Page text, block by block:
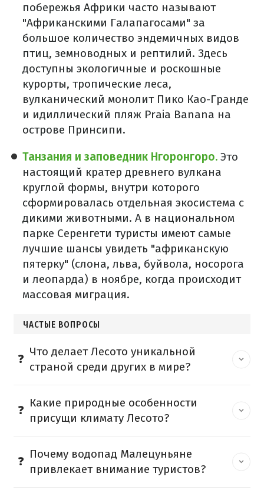
побережья Африки часто называют
"Африканскими Галапагосами" за
большое количество эндемичных видов
птиц, земноводных и рептилий. Здесь
доступны экологичные и роскошные
курорты, тропические леса,
вулканический монолит Пико Као-Гранде
и идиллический пляж Praia Banana на
острове Принсипи.
Танзания и заповедник Нгоронгоро. Это
настоящий кратер древнего вулкана
круглой формы, внутри которого
сформировалась отдельная экосистема с
дикими животными. А в национальном
парке Серенгети туристы имеют самые
лучшие шансы увидеть "африканскую
пятерку" (слона, льва, буйвола, носорога
и леопарда) в ноябре, когда происходит
массовая миграция.
ЧАСТЫЕ ВОПРОСЫ
Что делает Лесото уникальной
страной среди других в мире?
Какие природные особенности
присущи климату Лесото?
Почему водопад Малецуньяне
привлекает внимание туристов?